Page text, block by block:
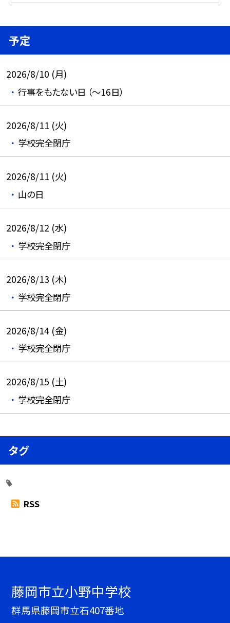
予定
2026/8/10 (月)
行事をもたない日 （～16日）
2026/8/11 (火)
学校完全閉庁
2026/8/11 (火)
山の日
2026/8/12 (水)
学校完全閉庁
2026/8/13 (木)
学校完全閉庁
2026/8/14 (金)
学校完全閉庁
2026/8/15 (土)
学校完全閉庁
タグ
RSS
藤岡市立小野中学校
群馬県藤岡市立石407番地